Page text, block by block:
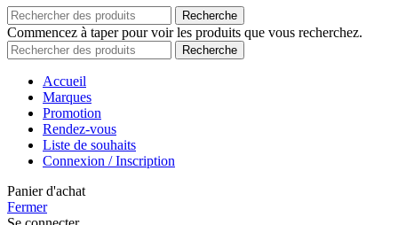
Recherche
Commencez à taper pour voir les produits que vous recherchez.
Recherche
Accueil
Marques
Promotion
Rendez-vous
Liste de souhaits
Connexion / Inscription
Panier d'achat
Fermer